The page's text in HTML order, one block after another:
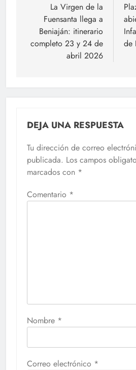
entradas
La Virgen de la
Fuensanta llega a
Beniaján: itinerario
completo 23 y 24 de
abril 2026
de
DEJA UNA RESPUESTA
Tu dirección de correo
publicada. Los campos
marcados con *
Comentario *
Nombre *
Correo electrónico *